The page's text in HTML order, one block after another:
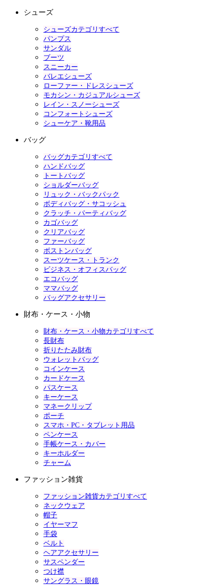
シューズ
シューズカテゴリすべて
パンプス
サンダル
ブーツ
スニーカー
バレエシューズ
ローファー・ドレスシューズ
モカシン・カジュアルシューズ
レイン・スノーシューズ
コンフォートシューズ
シューケア・靴用品
バッグ
バッグカテゴリすべて
ハンドバッグ
トートバッグ
ショルダーバッグ
リュック・バックパック
ボディバッグ・サコッシュ
クラッチ・パーティバッグ
カゴバッグ
クリアバッグ
ファーバッグ
ボストンバッグ
スーツケース・トランク
ビジネス・オフィスバッグ
エコバッグ
ママバッグ
バッグアクセサリー
財布・ケース・小物
財布・ケース・小物カテゴリすべて
長財布
折りたたみ財布
ウォレットバッグ
コインケース
カードケース
パスケース
キーケース
マネークリップ
ポーチ
スマホ・PC・タブレット用品
ペンケース
手帳ケース・カバー
キーホルダー
チャーム
ファッション雑貨
ファッション雑貨カテゴリすべて
ネックウェア
帽子
イヤーマフ
手袋
ベルト
ヘアアクセサリー
サスペンダー
つけ襟
サングラス・眼鏡